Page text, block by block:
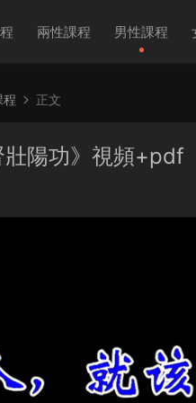
兩性課程 男性課程
程 正文
壯陽功》視頻+pdf